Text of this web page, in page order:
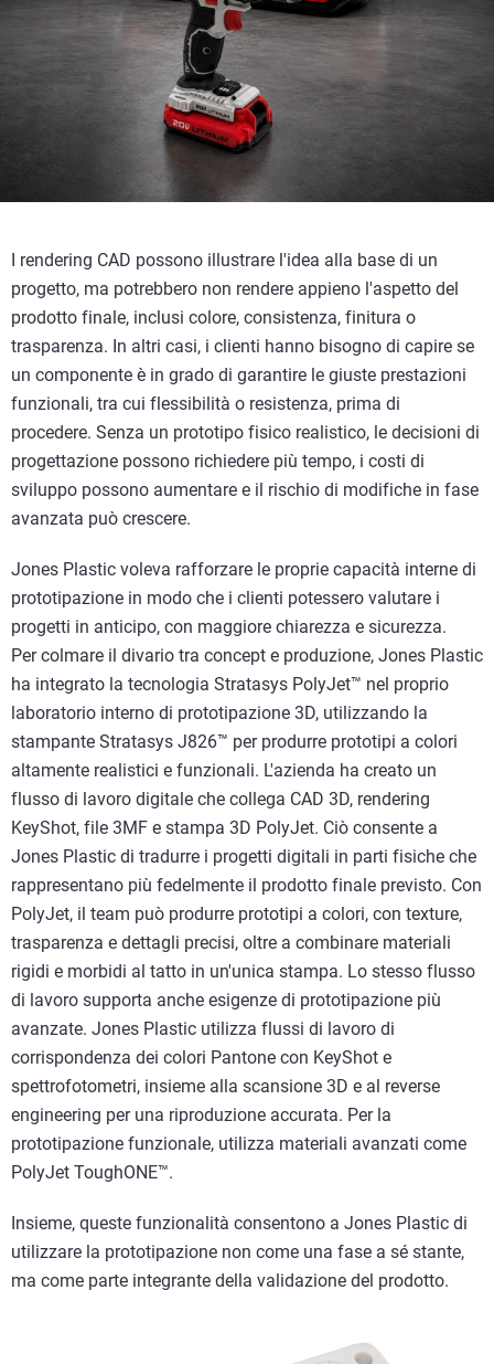
I rendering CAD possono illustrare l'idea alla base di un
progetto, ma potrebbero non rendere appieno l'aspetto del
prodotto finale, inclusi colore, consistenza, finitura o
trasparenza. In altri casi, i clienti hanno bisogno di capire se
un componente è in grado di garantire le giuste prestazioni
funzionali, tra cui flessibilità o resistenza, prima di
procedere. Senza un prototipo fisico realistico, le decisioni di
progettazione possono richiedere più tempo, i costi di
sviluppo possono aumentare e il rischio di modifiche in fase
avanzata può crescere.
Jones Plastic voleva rafforzare le proprie capacità interne di
prototipazione in modo che i clienti potessero valutare i
progetti in anticipo, con maggiore chiarezza e sicurezza.
Per colmare il divario tra concept e produzione, Jones Plastic
ha integrato la tecnologia Stratasys PolyJet™ nel proprio
laboratorio interno di prototipazione 3D, utilizzando la
stampante Stratasys J826™ per produrre prototipi a colori
altamente realistici e funzionali. L'azienda ha creato un
flusso di lavoro digitale che collega CAD 3D, rendering
KeyShot, file 3MF e stampa 3D PolyJet. Ciò consente a
Jones Plastic di tradurre i progetti digitali in parti fisiche che
rappresentano più fedelmente il prodotto finale previsto. Con
PolyJet, il team può produrre prototipi a colori, con texture,
trasparenza e dettagli precisi, oltre a combinare materiali
rigidi e morbidi al tatto in un'unica stampa. Lo stesso flusso
di lavoro supporta anche esigenze di prototipazione più
avanzate. Jones Plastic utilizza flussi di lavoro di
corrispondenza dei colori Pantone con KeyShot e
spettrofotometri, insieme alla scansione 3D e al reverse
engineering per una riproduzione accurata. Per la
prototipazione funzionale, utilizza materiali avanzati come
PolyJet ToughONE™.
Insieme, queste funzionalità consentono a Jones Plastic di
utilizzare la prototipazione non come una fase a sé stante,
ma come parte integrante della validazione del prodotto.